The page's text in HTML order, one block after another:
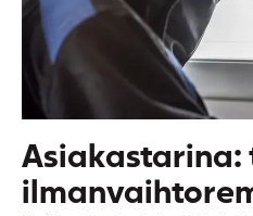
Asiakastarina: